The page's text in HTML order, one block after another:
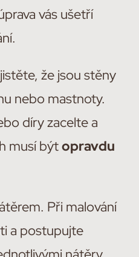
vás ušetří
že jsou stěny
nebo mastnoty.
díry zacelte a
musí býtopravdu
Při malování
a postupujte